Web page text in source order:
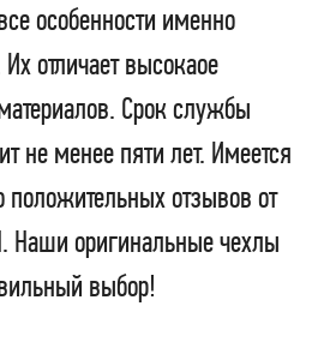
особенности именно
отличает высокаое
Срок службы
не менее пяти лет. Имеется
положительных отзывов от
Наши оригинальные чехлы
выбор!